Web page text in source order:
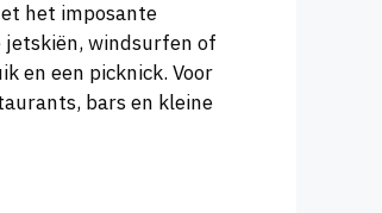
het imposante
jetskiën, windsurfen of
en een picknick. Voor
bars en kleine